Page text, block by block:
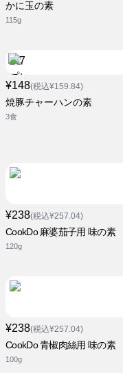
かに玉の素
115g
¥148(税込¥159.84)
焼豚チャーハンの素
3食
¥238(税込¥257.04)
CookDo 麻婆茄子用 味の素
120g
¥238(税込¥257.04)
CookDo 青椒肉絲用 味の素
100g